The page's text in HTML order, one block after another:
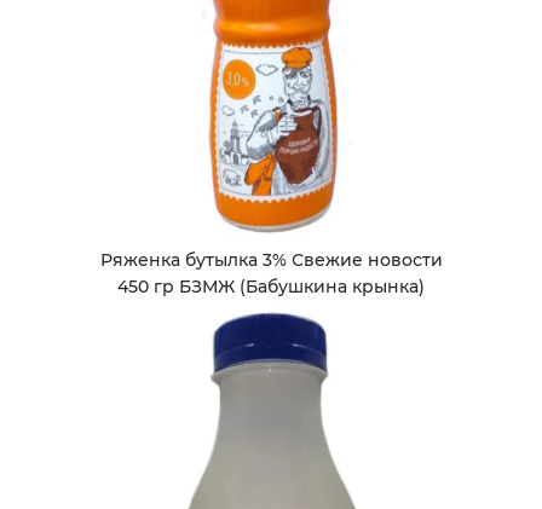
Ряженка бутылка 3% Свежие новости
450 гр БЗМЖ (Бабушкина крынка)